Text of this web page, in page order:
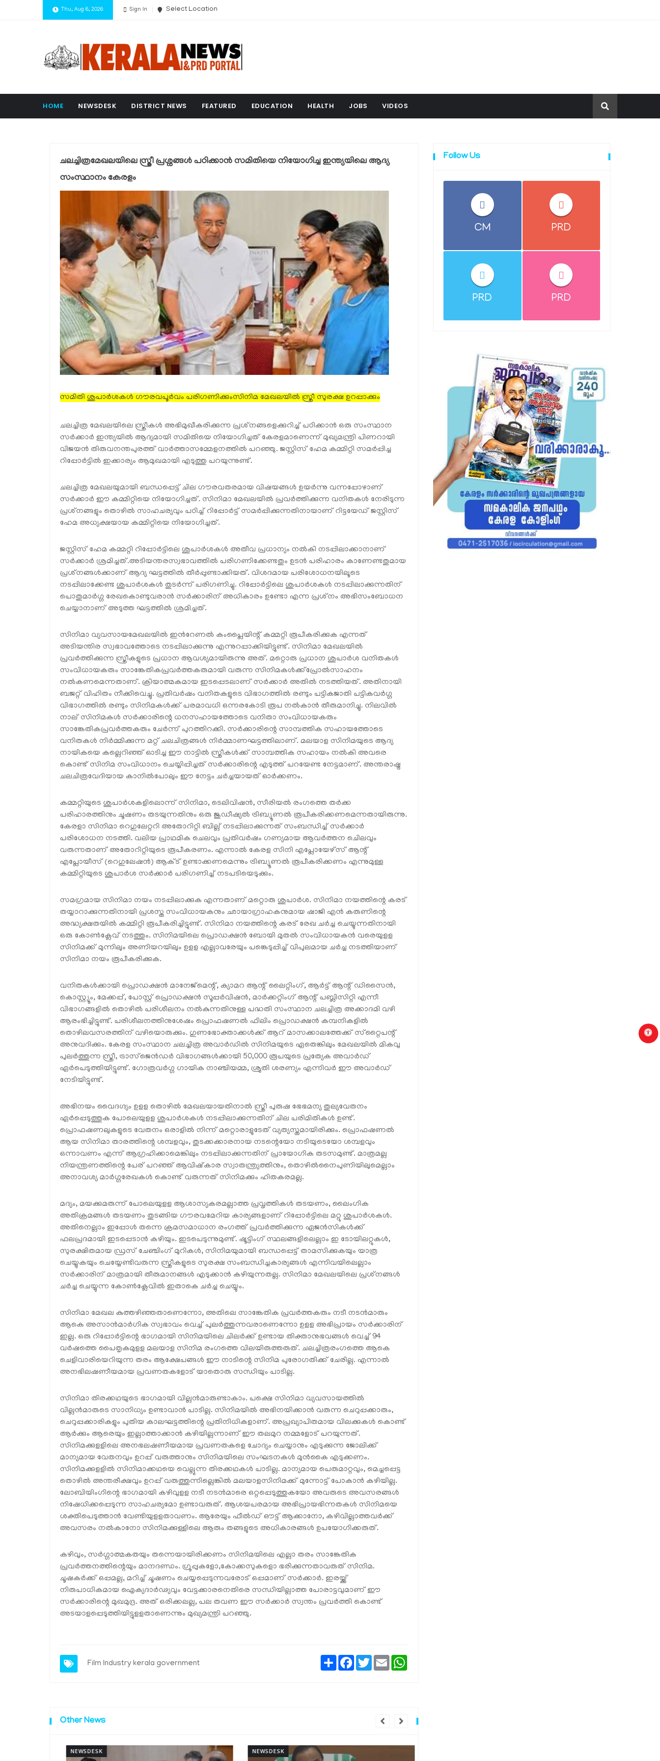
Thu, Aug 6, 2026 Sign In Select Location
HOME NEWSDESK DISTRICT NEWS FEATURED EDUCATION HEALTH JOBS VIDEOS
ചലച്ചിത്രമേഖലയിലെ സ്ത്രീ പ്രശ്നങ്ങൾ പഠിക്കാൻ സമിതിയെ നിയോഗിച്ച ഇന്ത്യയിലെ ആദ്യ
സംസ്ഥാനം കേരളം
സമിതി ശുപാർശകൾ ഗൗരവപൂർവം പരിഗണിക്കുംസിനിമ മേഖലയിൽ സ്ത്രീ സുരക്ഷ ഉറപ്പാക്കും
ചലച്ചിത്ര മേഖലയിലെ സ്ത്രീകൾ അഭിമുഖീകരിക്കുന്ന പ്രശ്‌നങ്ങളെക്കുറിച്ച് പഠിക്കാൻ ഒരു സംസ്ഥാന
സർക്കാർ ഇന്ത്യയിൽ ആദ്യമായി സമിതിയെ നിയോഗിച്ചത് കേരളമാണെന്ന് മുഖ്യമന്ത്രി പിണറായി
വിജയൻ തിരുവനന്തപുരത്ത് വാർത്താസമ്മേളനത്തിൽ പറഞ്ഞു. ജസ്റ്റിസ് ഹേമ കമ്മിറ്റി സമർപ്പിച്ച
റിപ്പോർട്ടിൽ ഇക്കാര്യം ആമുഖമായി എടുത്തു പറയുന്നുണ്ട്.
ചലച്ചിത്ര മേഖലയുമായി ബന്ധപ്പെട്ട് ചില ഗൗരവതരമായ വിഷയങ്ങൾ ഉയർന്നു വന്നപ്പോഴാണ്
സർക്കാർ ഈ കമ്മിറ്റിയെ നിയോഗിച്ചത്. സിനിമാ മേഖലയിൽ പ്രവർത്തിക്കുന്ന വനിതകൾ നേരിടുന്ന
പ്രശ്‌നങ്ങളും തൊഴിൽ സാഹചര്യവും പഠിച്ച് റിപ്പോർട്ട് സമർപ്പിക്കുന്നതിനായാണ് റിട്ടയേഡ് ജസ്റ്റിസ്
ഹേമ അധ്യക്ഷയായ കമ്മിറ്റിയെ നിയോഗിച്ചത്.
ജസ്റ്റിസ് ഹേമ കമ്മറ്റി റിപ്പോർട്ടിലെ ശുപാർശകൾ അതീവ പ്രധാന്യം നൽകി നടപ്പിലാക്കാനാണ്
സർക്കാർ ശ്രമിച്ചത്.അടിയന്തരസ്വഭാവത്തിൽ പരിഗണിക്കേണ്ടതും ഉടൻ പരിഹാരം കാണേണ്ടതുമായ
പ്രശ്‌നങ്ങൾക്കാണ് ആദ്യ ഘട്ടത്തിൽ തീർപ്പുണ്ടാക്കിയത്. വിശദമായ പരിശോധനയിലൂടെ
നടപ്പിലാക്കേണ്ട ശുപാർശകൾ തുടർന്ന് പരിഗണിച്ചു. റിപ്പോർട്ടിലെ ശുപാർശകൾ നടപ്പിലാക്കുന്നതിന്
പൊതുമാർഗ്ഗ രേഖകൊണ്ടുവരാൻ സർക്കാരിന് അധികാരം ഉണ്ടോ എന്ന പ്രശ്‌നം അഭിസംബോധന
ചെയ്യാനാണ് അടുത്ത ഘട്ടത്തിൽ ശ്രമിച്ചത്.
സിനിമാ വ്യവസായമേഖലയിൽ ഇൻറേണൽ കംപ്ലൈയിന്റ് കമ്മറ്റി രൂപീകരിക്കുക എന്നത്
അടിയന്തിര സ്വഭാവത്തോടെ നടപ്പിലാക്കുന്നു എന്നുറപ്പാക്കിയിട്ടുണ്ട്. സിനിമാ മേഖലയിൽ
പ്രവർത്തിക്കുന്ന സ്ത്രീകളുടെ പ്രധാന ആവശ്യമായിരുന്നു അത്. മറ്റൊരു പ്രധാന ശുപാർശ വനിതകൾ
സംവിധായകരും സാങ്കേതികപ്രവർത്തകരുമായി വരുന്ന സിനിമകൾക്ക്‌പ്രോൽസാഹനം
നൽകണമെന്നതാണ്. ക്രിയാത്മകമായ ഇടപ്പെടലാണ് സർക്കാർ അതിൽ നടത്തിയത്. അതിനായി
ബജറ്റ് വിഹിതം നീക്കിവെച്ചു. പ്രതിവർഷം വനിതകളുടെ വിഭാഗത്തിൽ രണ്ടും പട്ടികജാതി പട്ടികവർഗ്ഗ
വിഭാഗത്തിൽ രണ്ടും സിനിമകൾക്ക് പരമാവധി ഒന്നരകോടി രൂപ നൽകാൻ തീരുമാനിച്ചു. നിലവിൽ
നാല് സിനിമകൾ സർക്കാരിന്റെ ധനസഹായത്തോടെ വനിതാ സംവിധായകരും
സാങ്കേതികപ്രവർത്തകരും ചേർന്ന് പുറത്തിറക്കി. സർക്കാരിന്റെ സാമ്പത്തിക സഹായത്തോടെ
വനിതകൾ നിർമ്മിക്കുന്ന മറ്റ് ചലചിത്രങ്ങൾ നിർമ്മാണഘട്ടത്തിലാണ്. മലയാള സിനിമയുടെ ആദ്യ
നായികയെ കല്ലെറിഞ്ഞ് ഓടിച്ച ഈ നാട്ടിൽ സ്ത്രീകൾക്ക് സാമ്പത്തിക സഹായം നൽകി അവരെ
കൊണ്ട് സിനിമ സംവിധാനം ചെയ്യിപ്പിച്ചത് സർക്കാരിന്റെ എടുത്ത് പറയേണ്ട നേട്ടമാണ്. അന്തരാഷ്ട്ര
ചലചിത്രവേദിയായ കാനിൽപോലും ഈ നേട്ടം ചർച്ചയായത് ഓർക്കണം.
കമ്മറ്റിയുടെ ശുപാർശകളിലൊന്ന് സിനിമാ, ടെലിവിഷൻ, സീരിയൽ രംഗത്തെ തർക്ക
പരിഹാരത്തിനും ചൂഷണം തടയുന്നതിനും ഒരു ജുഡീഷ്യൽ ട്രിബ്യൂണൽ രൂപീകരിക്കണമെന്നതായിരുന്നു.
കേരളാ സിനിമാ റെഗുലേറ്ററി അതോറിറ്റി ബില്ല് നടപ്പിലാക്കുന്നത് സംബന്ധിച്ച് സർക്കാർ
പരിശോധന നടത്തി. വലിയ പ്രാഥമിക ചെലവും പ്രതിവർഷം ഗണ്യമായ ആവർത്തന ചെിലവും
വരുന്നതാണ് അതോറിറ്റിയുടെ രൂപീകരണം. എന്നാൽ കേരള സിനി എപ്ലോയേഴ്‌സ് ആന്റ്
എപ്ലോയീസ് (റെഗുലേഷൻ) ആക്ട് ഉണ്ടാക്കണമെന്നും ട്രിബ്യൂണൽ രൂപീകരിക്കണം എന്നുമുള്ള
കമ്മിറ്റിയുടെ ശുപാർശ സർക്കാർ പരിഗണിച്ച് നടപടിയെടുക്കും.
സമഗ്രമായ സിനിമാ നയം നടപ്പിലാക്കുക എന്നതാണ് മറ്റൊരു ശുപാർശ. സിനിമാ നയത്തിന്റെ കരട്
തയ്യാറാക്കുന്നതിനായി പ്രശസ്ത സംവിധായകനും ഛായാഗ്രാഹകനുമായ ഷാജി എൻ കരുണിന്റെ
അദ്ധ്യക്ഷതയിൽ കമ്മിറ്റി രൂപീകരിച്ചിട്ടുണ്ട്. സിനിമാ നയത്തിന്റെ കരട് രേഖ ചർച്ച ചെയ്യുന്നതിനായി
ഒരു കോൺക്ലേവ് നടത്തും. സിനിമയിലെ പ്രൊഡക്ഷൻ ബോയി മുതൽ സംവിധായകൻ വരെയുളള
സിനിമക്ക് മുന്നിലും അണിയറയിലും ഉളള എല്ലാവരേയും പങ്കെടുപ്പിച്ച് വിപുലമായ ചർച്ച നടത്തിയാണ്
സിനിമാ നയം രൂപീകരിക്കുക.
വനിതകൾക്കായി പ്രൊഡക്ഷൻ മാനേജ്‌മെന്റ്, ക്യാമറ ആന്റ് ലൈറ്റിംഗ്, ആർട്ട് ആന്റ് ഡിസൈൻ,
കൊസ്റ്റ്യൂം, മേക്കപ്പ്, പോസ്റ്റ് പ്രൊഡക്ഷൻ സൂപ്പർവിഷൻ, മാർക്കറ്റിംഗ് ആന്റ് പബ്ലിസിറ്റി എന്നീ
വിഭാഗങ്ങളിൽ തൊഴിൽ പരിശീലനം നൽകുന്നതിനുള്ള പദ്ധതി സംസ്ഥാന ചലച്ചിത്ര അക്കാദമി വഴി
ആരംഭിച്ചിട്ടുണ്ട്. പരിശീലനത്തിനുശേഷം പ്രൊഫഷണൽ ഫിലിം പ്രൊഡക്ഷൻ കമ്പനികളിൽ
തൊഴിലവസരത്തിന് വഴിയൊരുക്കും. ഗുണഭോക്താക്കൾക്ക് ആറ് മാസക്കാലത്തേക്ക് സ്‌റ്റൈപന്റ്
അനുവദിക്കും. കേരള സംസ്ഥാന ചലച്ചിത്ര അവാർഡിൽ സിനിമയുടെ ഏതെങ്കിലും മേഖലയിൽ മികവു
പുലർത്തുന്ന സ്ത്രീ, ട്രാസ്‌ജെൻഡർ വിഭാഗങ്ങൾക്കായി 50,000 രൂപയുടെ പ്രത്യേക അവാർഡ്
ഏർപെടുത്തിയിട്ടുണ്ട്. ഗോത്രവർഗ്ഗ ഗായിക നാഞ്ചിയമ്മ, ശ്രുതി ശരണ്യം എന്നിവർ ഈ അവാർഡ്
നേടിയിട്ടുണ്ട്.
അഭിനയം വൈദഗ്ദ്യം ഉളള തൊഴിൽ മേഖലയായതിനാൽ സ്ത്രീ പുരുഷ ഭേഭമന്യ തുല്യവേതനം
ഏർപ്പെടുത്തുക പോലെയുളള ശുപാർശകൾ നടപ്പിലാക്കുന്നതിന് ചില പരിമിതികൾ ഉണ്ട്.
പ്രൊഫഷണലുകളുടെ വേതനം ഒരാളിൽ നിന്ന് മറ്റൊരാളുടേത് വ്യത്യസ്തമായിരിക്കും. പ്രൊഫഷണൽ
ആയ സിനിമാ താരത്തിന്റെ ശമ്പളവും, തുടക്കക്കാരനായ നടന്റെയോ നടിയുടെയോ ശമ്പളവും
ഒന്നാവണം എന്ന് ആഗ്രഹിക്കാമെങ്കിലും നടപ്പിലാക്കുന്നതിന് പ്രായോഗിക തടസമുണ്ട്. മാത്രമല്ല
നിയന്ത്രണത്തിന്റെ പേര് പറഞ്ഞ് ആവിഷ്‌കാര സ്വാതന്ത്ര്യത്തിനും, തൊഴിൽനൈപുണിയിലുമെല്ലാം
അനാവശ്യ മാർഗ്ഗരേഖകൾ കൊണ്ട് വരുന്നത് സിനിമക്കും ഹിതകരമല്ല.
മദ്യം, മയക്കുമരുന്ന് പോലെയുളള ആശാസ്യകരമല്ലാത്ത പ്രവൃത്തികൾ തടയണം, ലൈംഗിക
അതിക്രമങ്ങൾ തടയണം തുടങ്ങിയ ഗൗരവമേറിയ കാര്യങ്ങളാണ് റിപ്പോർട്ടിലെ മറ്റു ശുപാർശകൾ.
അതിനെല്ലാം ഇപ്പോൾ തന്നെ ക്രമസമാധാന രംഗത്ത് പ്രവർത്തിക്കുന്ന ഏജൻസികൾക്ക്
ഫലപ്രദമായി ഇടപ്പെടാൻ കഴിയും. ഇടപെടുന്നുമുണ്ട്. ഷൂട്ടിംഗ് സ്ഥലങ്ങളിലെല്ലാം ഇ ടോയിലറ്റുകൾ,
സുരക്ഷിതമായ ഡ്രസ് ചേഞ്ചിംഗ് മുറികൾ, സിനിമയുമായി ബന്ധപ്പെട്ട് താമസിക്കുകയും യാത്ര
ചെയ്യുകയും ചെയ്യേണ്ടിവരുന്ന സ്ത്രീകളുടെ സുരക്ഷ സംബന്ധിച്ചകാര്യങ്ങൾ എന്നിവയിലെല്ലാം
സർക്കാരിന് മാത്രമായി തീരുമാനങ്ങൾ എടുക്കാൻ കഴിയുന്നതല്ല. സിനിമാ മേഖലയിലെ പ്രശ്‌നങ്ങൾ
ചർച്ച ചെയ്യുന്ന കോൺക്ലേവിൽ ഇതാകെ ചർച്ച ചെയ്യും.
സിനിമാ മേഖല കുത്തഴിഞ്ഞതാണെന്നോ, അതിലെ സാങ്കേതിക പ്രവർത്തകരും നടീ നടൻമാരും
ആകെ അസാൻമാർഗിക സ്വഭാവം വെച്ച് പുലർത്തുന്നവരാണെന്നോ ഉളള അഭിപ്രായം സർക്കാരിന്
ഇല്ല. ഒരു റിപ്പോർട്ടിന്റെ ഭാഗമായി സിനിമയിലെ ചിലർക്ക് ഉണ്ടായ തിക്താനുഭവങ്ങൾ വെച്ച് 94
വർഷത്തെ പൈതൃകമുളള മലയാള സിനിമ രംഗത്തെ വിലയിരുത്തരുത്. ചലച്ചിത്രരംഗത്തെ ആകെ
ചെളിവാരിയെറിയുന്ന തരം ആക്ഷേപങ്ങൾ ഈ നാടിന്റെ സിനിമ പുരോഗതിക്ക് ചേരില്ല. എന്നാൽ
അനഭിലഷണീയമായ പ്രവണതകളോട് യാതൊരു സന്ധിയും പാടില്ല.
സിനിമാ തിരക്കഥയുടെ ഭാഗമായി വില്ലൻമാരുണ്ടാകാം. പക്ഷെ സിനിമാ വ്യവസായത്തിൽ
വില്ലൻമാരുടെ സാനിധ്യം ഉണ്ടാവാൻ പാടില്ല. സിനിമയിൽ അഭിനയിക്കാൻ വരുന്ന ചെറുപ്പക്കാരും,
ചെറുപ്പക്കാരികളും പുതിയ കാലഘട്ടത്തിന്റെ പ്രതിനിധികളാണ്. അപ്രഖ്യാപിതമായ വിലക്കുകൾ കൊണ്ട്
ആർക്കും ആരെയും ഇല്ലാത്താക്കാൻ കഴിയില്ലന്നാണ് ഈ തലമുറ നമ്മളോട് പറയുന്നത്.
സിനിമക്കുളളിലെ അനഭലഷണീയമായ പ്രവണതകളെ ചോദ്യം ചെയ്യാനും എടുക്കുന്ന ജോലിക്ക്
മാന്യമായ വേതനവും ഉറപ്പ് വരുത്താനും സിനിമയിലെ സംഘടനകൾ മുൻകൈ എടുക്കണം.
സിനിമക്കുളളിൽ സിനിമാക്കഥയെ വെല്ലുന്ന തിരക്കഥകൾ പാടില്ല. മാന്യമായ പെരുമാറ്റവും, മെച്ചപ്പെട്ട
തൊഴിൽ അന്തരീക്ഷവും ഉറപ്പ് വരുത്തുന്നില്ലെങ്കിൽ മലയാളസിനിമക്ക് മുന്നോട്ട് പോകാൻ കഴിയില്ല.
ലോബിയിംഗിന്റെ ഭാഗമായി കഴിവുളള നടീ നടൻമാരെ ഒറ്റപ്പെടുത്തുകയോ അവരുടെ അവസരങ്ങൾ
നിഷേധിക്കപ്പെടുന്ന സാഹചര്യമോ ഉണ്ടാവരുത്. ആശയപരമായ അഭിപ്രായഭിന്നതകൾ സിനിമയെ
ശക്തിപെടുത്താൻ വേണ്ടിയുളളതാവണം. ആരേയും ഫീൽഡ് ഔട്ട് ആക്കാനോ, കഴിവില്ലാത്തവർക്ക്
അവസരം നൽകാനോ സിനിമക്കുള്ളിലെ ആരും തങ്ങളുടെ അധികാരങ്ങൾ ഉപയോഗിക്കരുത്.
കഴിവും, സർഗ്ഗാത്മകതയും തന്നെയായിരിക്കണം സിനിമയിലെ എല്ലാ തരം സാങ്കേതിക
പ്രവർത്തനത്തിന്റെയും മാനദണ്ഡം. ഗ്രൂപ്പുകളോ,കോക്കസുകളൊ ഭരിക്കുന്നതാവരുത് സിനിമ.
ചൂഷകർക്ക് ഒപ്പമല്ല, മറിച്ച് ചൂഷണം ചെയ്യപ്പെടുന്നവരോട് ഒപ്പമാണ് സർക്കാർ. ഇരയ്ക്ക്
നിരുപാധികമായ ഐക്യദാർഢ്യവും വേട്ടക്കാരനെതിരെ സന്ധിയില്ലാത്ത പോരാട്ടവുമാണ് ഈ
സർക്കാരിന്റെ മുഖമുദ്ര. അത് ഒരിക്കലല്ല, പല തവണ ഈ സർക്കാർ സ്വന്തം പ്രവർത്തി കൊണ്ട്
അടയാളപ്പെടുത്തിയിട്ടുളളതാണെന്നും മുഖ്യമന്ത്രി പറഞ്ഞു.
Film Industry kerala government
ShareFacebook
TwitterEmail
Other News
NEWSDESK NEWSDESK
Follow Us
CM PRD
PRD PRD